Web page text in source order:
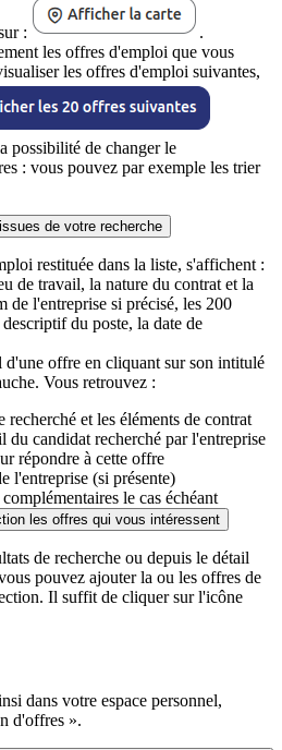
:
.
les offres d'emploi que vous
les offres d'emploi suivantes,
possibilité de changer le
: vous pouvez par exemple les trier
de votre recherche
restituée dans la liste, s'affichent :
de travail, la nature du contrat et la
de l'entreprise si précisé, les 200
du poste, la date de
d'une offre en cliquant sur son intitulé
Vous retrouvez :
recherché et les éléments de contrat
du candidat recherché par l'entreprise
répondre à cette offre
l'entreprise (si présente)
le cas échéant
les offres qui vous intéressent
de recherche ou depuis le détail
pouvez ajouter la ou les offres de
Il suffit de cliquer sur l'icône
dans votre espace personnel,
d'offres ».